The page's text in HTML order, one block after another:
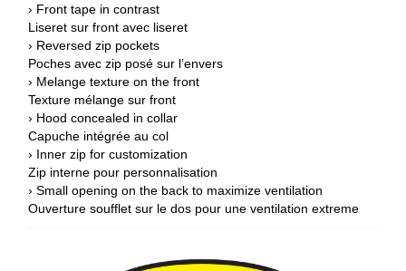
› Front tape in contrast
Liseret sur front avec liseret
› Reversed zip pockets
Poches avec zip posé sur l’envers
› Melange texture on the front
Texture mélange sur front
› Hood concealed in collar
Capuche intégrée au col
› Inner zip for customization
Zip interne pour personnalisation
› Small opening on the back to maximize ventilation
Ouverture soufflet sur le dos pour une ventilation extreme